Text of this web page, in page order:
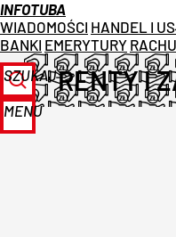
INFOTUBA
WIADOMOŚCI HANDEL I
BANKI EMERYTURY
SZUKAJ
MENU
RENTY I